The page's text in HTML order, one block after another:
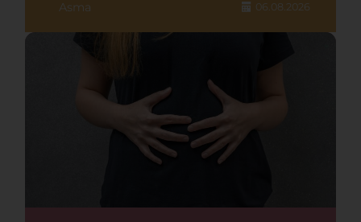
Asma 06.08.2026